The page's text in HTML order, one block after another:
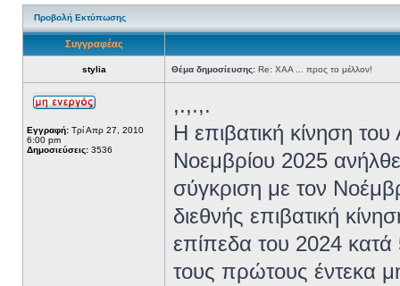
Προβολή Εκτύπωσης
Συγγραφέας
stylia Θέμα δημοσίευσης: Re: ΧΑΑ ... προς το μέλλον!
Εγγραφή: Τρί Απρ 27, 2010
6:00 pm
Δημοσιεύσεις: 3536
,.,.,.
Η επιβατική κίνηση
Νοεμβρίου 2025
σύγκριση με τον
διεθνής επιβατική
επίπεδα του 2024 κατά
τους πρώτους έντεκα